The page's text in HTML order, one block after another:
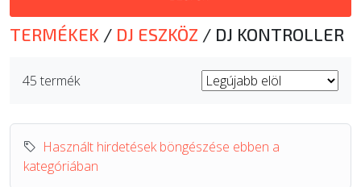
SZOLGÁLTATÁSOK
TERMÉKEK / DJ ESZKÖZ / DJ KONTROLLER
45 termék
Használt hirdetések böngészése ebben a
kategóriában